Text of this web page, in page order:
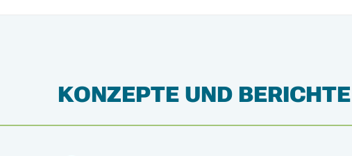
KONZEPTE UND BERICHTE